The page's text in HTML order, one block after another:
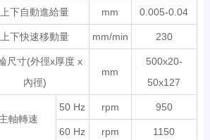
上下自動進給量 mm 0.005-0.04
上下快速移動量 mm/min 230
尺寸(外徑x厚度 x
內徑)
mm
500x20-
50x127
主軸轉速
50 Hz rpm 950
60 Hz rpm 1150